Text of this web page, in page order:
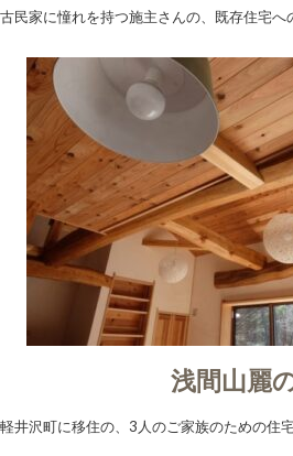
古民家に憧れを持つ施主さんの、既存住宅
浅間山麗
軽井沢町に移住の、3人のご家族のための住